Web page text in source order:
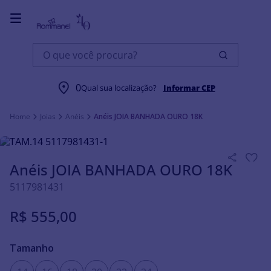
O que você procura?
0Qual sua localização? Informar CEP
Joias Anéis Anéis JOIA BANHADA OURO 18K
Anéis JOIA BANHADA OURO 18K
5117981431
R$ 555,00
Tamanho